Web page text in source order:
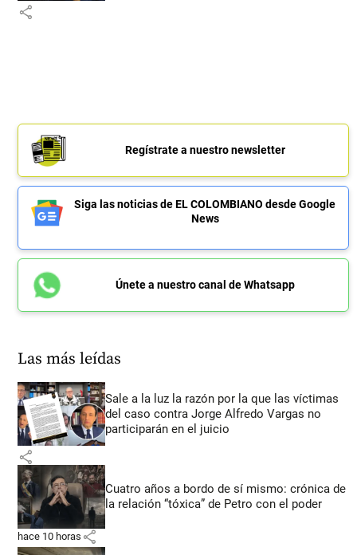
share
Regístrate a nuestro newsletter
Siga las noticias de EL COLOMBIANO desde Google
News
Únete a nuestro canal de Whatsapp
Las más leídas
Sale a la luz la razón por la que las víctimas
del caso contra Jorge Alfredo Vargas no
participarán en el juicio
share
Cuatro años a bordo de sí mismo: crónica de
la relación “tóxica” de Petro con el poder
hace 10 horas share